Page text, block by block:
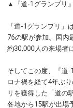
▲『道-1グランプリ
「道-1グランプリ」
76の駅が参加。国内
約30,000人の来場者
そしてこの度、『道
ロナ禍を経て4年ぶ
リを獲得した「道の
各地から15駅が出場